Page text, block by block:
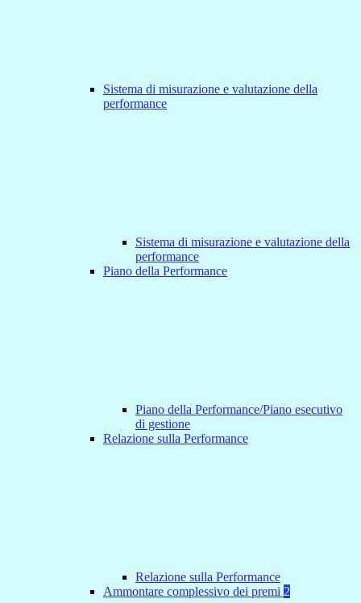
Sistema di misurazione e valutazione della
performance
Sistema di misurazione e valutazione della
performance
Piano della Performance
Piano della Performance/Piano esecutivo
di gestione
Relazione sulla Performance
Relazione sulla Performance
Ammontare complessivo dei premi 2